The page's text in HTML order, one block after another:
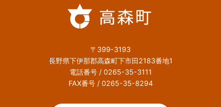
〒399-3193
長野県下伊那郡高森町下市田2183番地1
電話番号 / 0265-35-3111
FAX番号 / 0265-35-8294